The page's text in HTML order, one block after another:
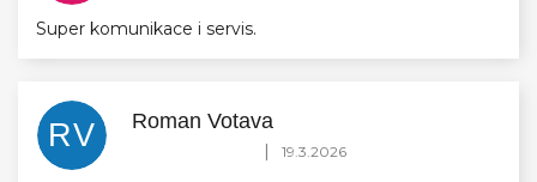
Super komunikace i servis.
RV Roman Votava
Hodnocení obchodu je 5 z 5 hvězdiček.
| 19.3.2026